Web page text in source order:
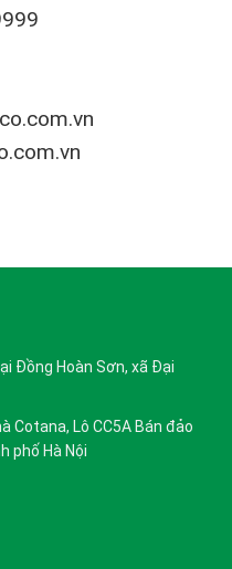
Đồng Hoàn Sơn, xã Đại
Cotana, Lô CC5A Bán đảo
phố Hà Nội